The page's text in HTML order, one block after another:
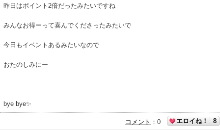
昨日はポイント2倍だったみたいですね
みんなお得ーって喜んでくださったみたいで
今日もイベントあるみたいなので
おたのしみにー
bye bye✨
コメント ： 0 エロイね！ 8